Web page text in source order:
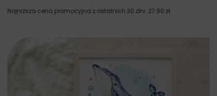
Najniższa cena promocyjna z ostatnich 30 dni: 27.90 zł.